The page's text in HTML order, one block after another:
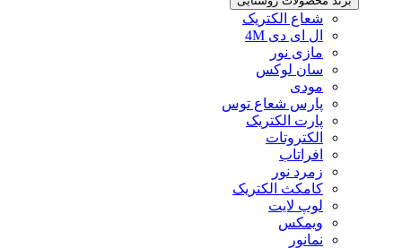
شعاع الکتریک
ال ای دی 4M
مازی نور
سان لوکس
مودی
پارس شعاع توس
پارت الکتریک
الکتروتات
افراتاب
زمرد نور
کامکث الکتریک
لوپ لایت
ویمکس
نمانور